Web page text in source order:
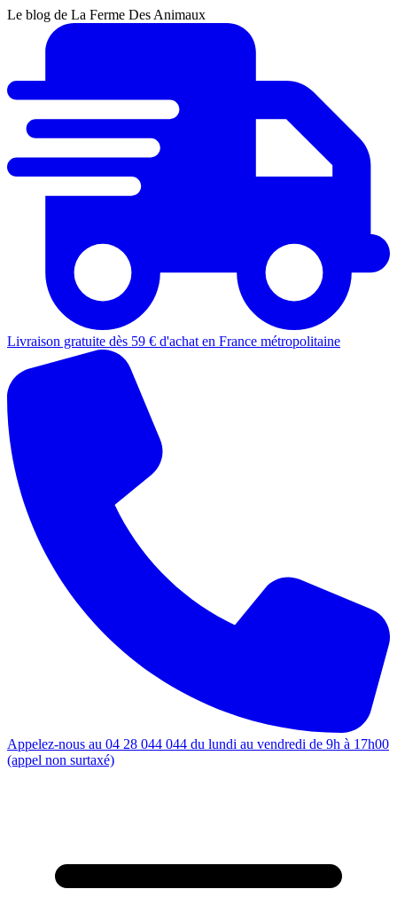
Le blog de La Ferme Des Animaux
Livraison gratuite dès 59 € d'achat en France métropolitaine
Appelez-nous au 04 28 044 044 du lundi au vendredi de 9h à 17h00
(appel non surtaxé)